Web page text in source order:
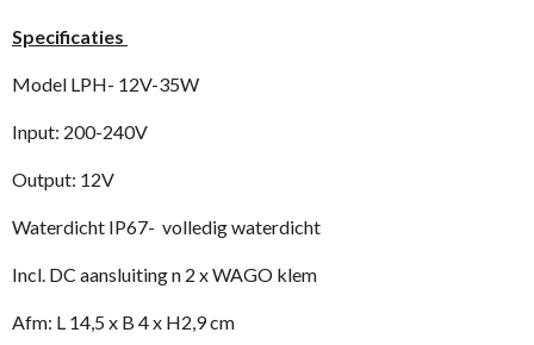
Specificaties
Model LPH- 12V-35W
Input: 200-240V
Output: 12V
Waterdicht IP67- volledig waterdicht
Incl. DC aansluiting n 2 x WAGO klem
Afm: L 14,5 x B 4 x H2,9 cm